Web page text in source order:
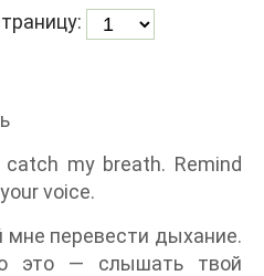
my breath. Remind
voice.
перевести дыхание.
это — слышать твой